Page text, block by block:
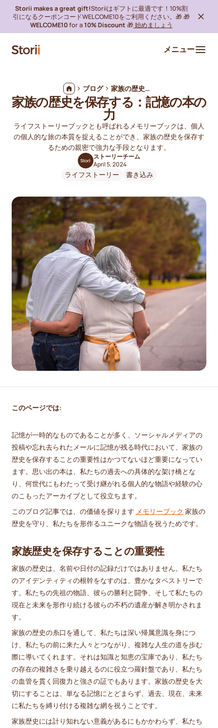
Storii makes a great gift!Storiiはギフトに最適です！10%割
引になるクーポンコードWELCOME10をご利用ください。🎁 🎁
WELCOME10for a10% Discount 🎁 始めましょう
メニュー
ブログ 家族の歴史を保存する：記憶の本の力
家族の歴史を保存する：記憶の本の
力
ライフストーリーブックとも呼ばれるメモリーブックは、個人
の個人的な旅の本質を捉えることができ、家族の歴史を保存す
るための親密で強力な手段となります。
ストーリーチーム
April 5, 2024
ライフストーリー 書き込み
このページでは:
記憶が一時的なものであることが多く、ソーシャルメディアの
投稿や忘れ去られたメールに記憶が残る時代において、家族の
歴史を保存することの重要性はかつてないほど重要になってい
ます。思い出の本は、私たちの過去への具体的な架け橋とな
り、何世代にもわたって受け継がれる個人的な物語や経験の心
のこもったアーカイブとして役立ちます。
このブログ記事では、の価値を探ります メモリーブック 家族の
歴史を守り、私たちを形作るユニークな物語を祝うためです。
家族歴史を保存することの重要性
家族の歴史は、名前や日付の記録だけではありません。私たち
のアイデンティティの根幹をなすのは、豊かなタペストリーで
す。私たちの先祖の物語、彼らの勝利と闘争、そして私たちの
現在と未来を形作り続ける彼らの不朽の遺産が解き明かされま
す。
家族の歴史の糸口を通して、私たちは深い帰属意識を身につ
け、私たちの前に来た人々とつながり、複雑な人生の道を歩む
際に導いてくれます。それは知識と知恵の宝庫であり、私たち
の存在の複雑さを乗り越えるのに役立つ羅針盤であり、私たち
の血管を貫く回復力と強さの証でもあります。家族の歴史を大
切にすることは、単なる記憶にとどまらず、過去、現在、未来
に私たちを縛り付ける複雑な網を祝うことです。
家族歴史には計り知れない意義があるにもかかわらず、私たち